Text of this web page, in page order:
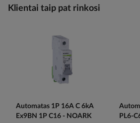
Klientai taip pat rinkosi
Automatas 1P 16A C 6kA
Ex9BN 1P C16 - NOARK
PL6-